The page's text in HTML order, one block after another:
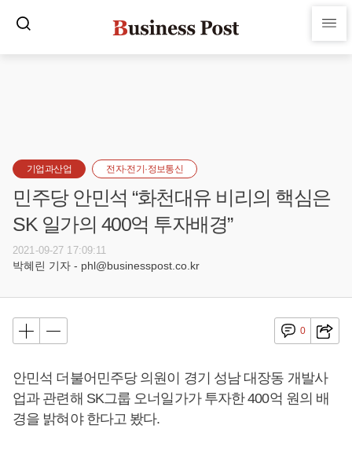
기업과산업 전자·전기·정보통신
민주당 안민석 “화천대유 비리의 핵심은
SK 일가의 400억 투자배경”
2021-09-27 17:09:11
박혜린 기자 - phl@businesspost.co.kr
0
안민석 더불어민주당 의원이 경기 성남 대장동 개발사
업과 관련해 SK그룹 오너일가가 투자한 400억 원의 배
경을 밝혀야 한다고 봤다.